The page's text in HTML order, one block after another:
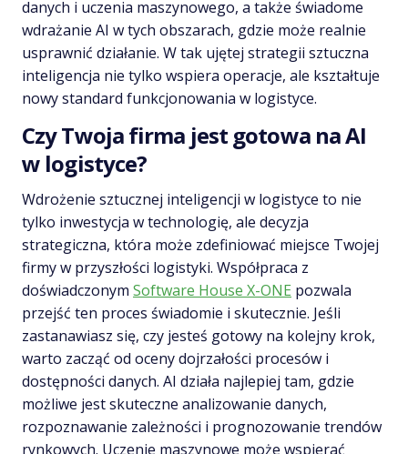
danych i uczenia maszynowego, a także świadome
wdrażanie AI w tych obszarach, gdzie może realnie
usprawnić działanie. W tak ujętej strategii sztuczna
inteligencja nie tylko wspiera operacje, ale kształtuje
nowy standard funkcjonowania w logistyce.
Czy Twoja firma jest gotowa na AI
w logistyce?
Wdrożenie sztucznej inteligencji w logistyce to nie
tylko inwestycja w technologię, ale decyzja
strategiczna, która może zdefiniować miejsce Twojej
firmy w przyszłości logistyki. Współpraca z
doświadczonym Software House X-ONE pozwala
przejść ten proces świadomie i skutecznie. Jeśli
zastanawiasz się, czy jesteś gotowy na kolejny krok,
warto zacząć od oceny dojrzałości procesów i
dostępności danych. AI działa najlepiej tam, gdzie
możliwe jest skuteczne analizowanie danych,
rozpoznawanie zależności i prognozowanie trendów
rynkowych. Uczenie maszynowe może wspierać